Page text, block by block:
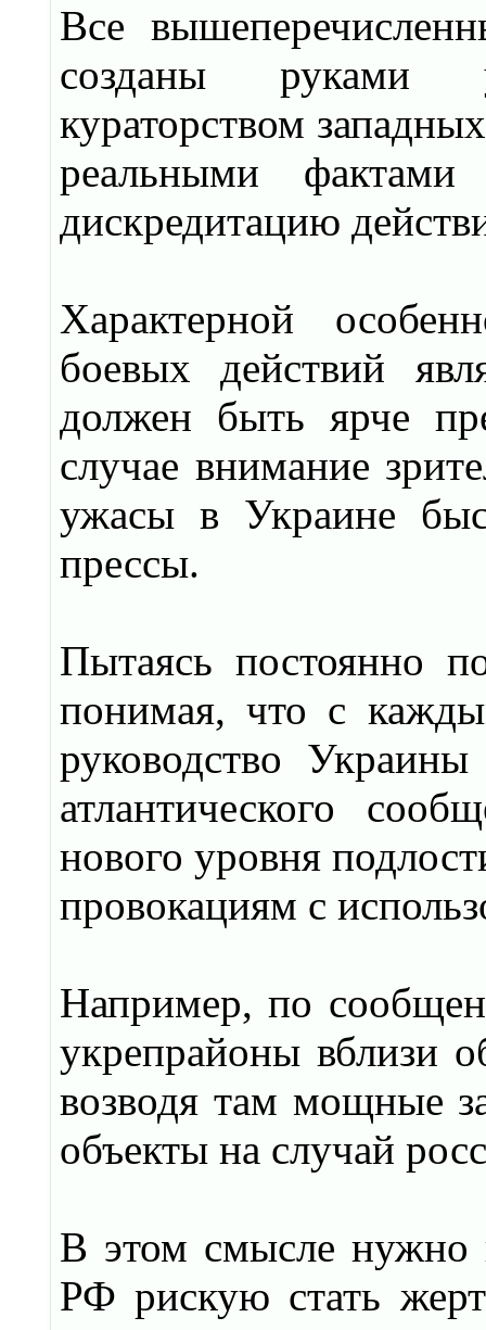
Все
созданы руками
кураторством
реальными
дискредитацию
Характерной
боевых действий
должен быть ярче
случае внимание
ужасы в Украине
прессы.
Пытаясь постоянно
понимая, что с
руководство
атлантического
нового уровня
провокациям с
Например, по
укрепрайоны вблизи
возводя там мощные
объекты на случай
В этом смысле нужно
РФ рискую стать